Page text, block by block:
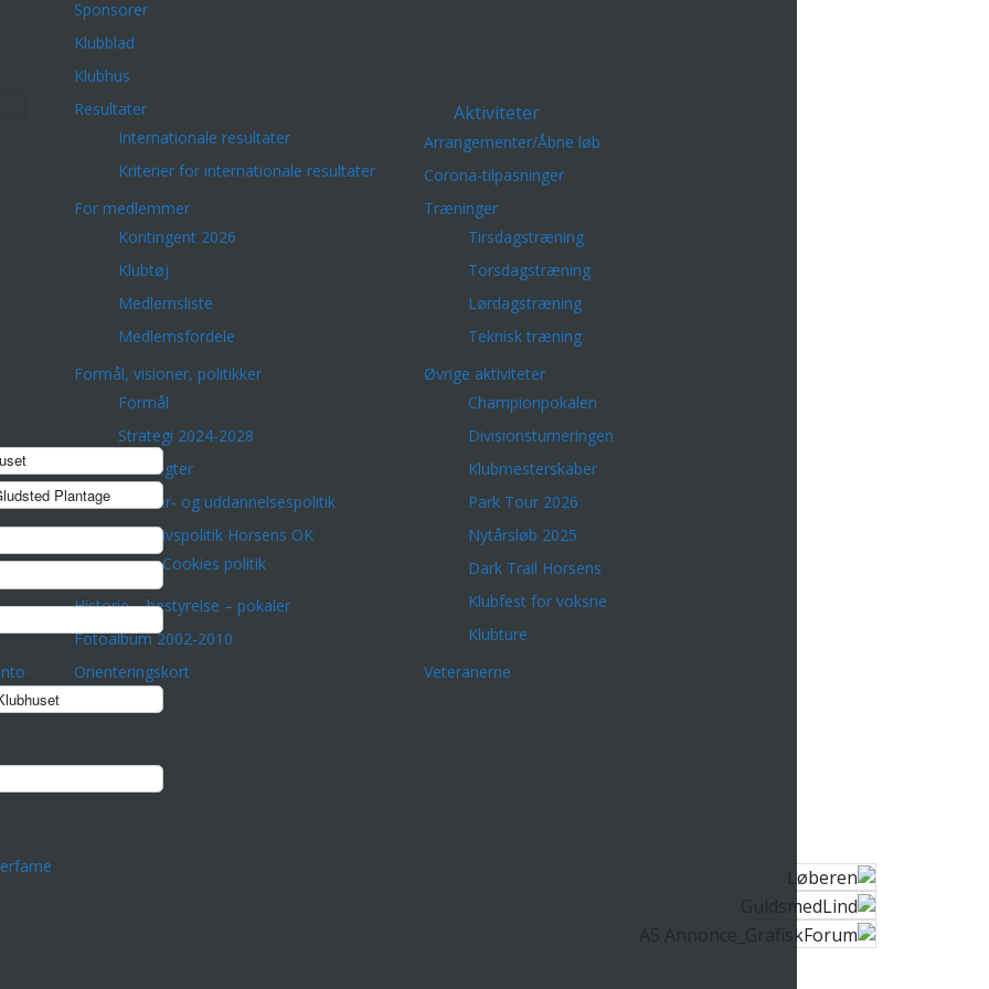
Sponsorer
Klubblad
Klubhus
Resultater
Internationale resultater
Kriterier for internationale resultater
For medlemmer
Kontingent 2026
Klubtøj
Medlemsliste
Medlemsfordele
Formål, visioner, politikker
Formål
Strategi 2024-2028
Vedtægter
Træner- og uddannelsespolitik
Privatlivspolitik Horsens OK
Cookies politik
Historie – bestyrelse – pokaler
Fotoalbum 2002-2010
Orienteringskort
Aktiviteter
Arrangementer/Åbne løb
Corona-tilpasninger
Træninger
Tirsdagstræning
Torsdagstræning
Lørdagstræning
Teknisk træning
Øvrige aktiviteter
Championpokalen
Divisionsturneringen
Klubmesterskaber
Park Tour 2026
Nytårsløb 2025
Dark Trail Horsens
Klubfest for voksne
Klubture
Veteranerne
Plantage